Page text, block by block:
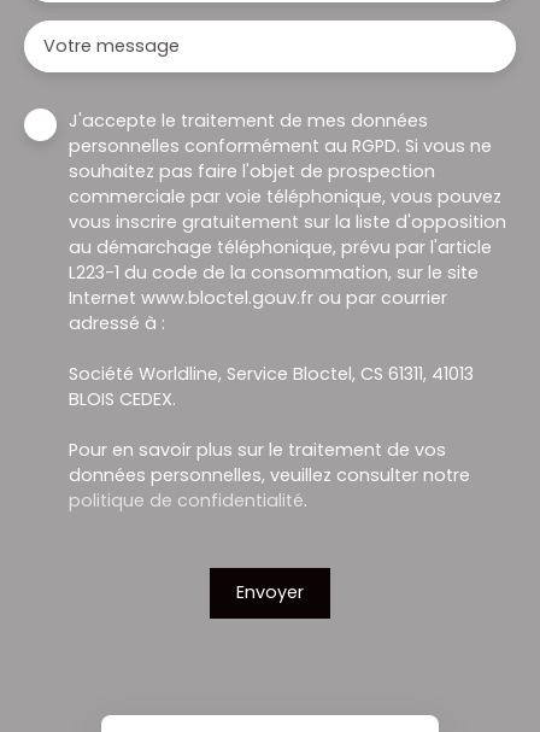
Votre message
J'accepte le traitement de mes données
personnelles conformément au RGPD. Si vous ne
souhaitez pas faire l'objet de prospection
commerciale par voie téléphonique, vous pouvez
vous inscrire gratuitement sur la liste d'opposition
au démarchage téléphonique, prévu par l'article
L223-1 du code de la consommation, sur le site
Internet www.bloctel.gouv.fr ou par courrier
adressé à :
Société Worldline, Service Bloctel, CS 61311, 41013
BLOIS CEDEX.
Pour en savoir plus sur le traitement de vos
données personnelles, veuillez consulter notre
politique de confidentialité.
Envoyer